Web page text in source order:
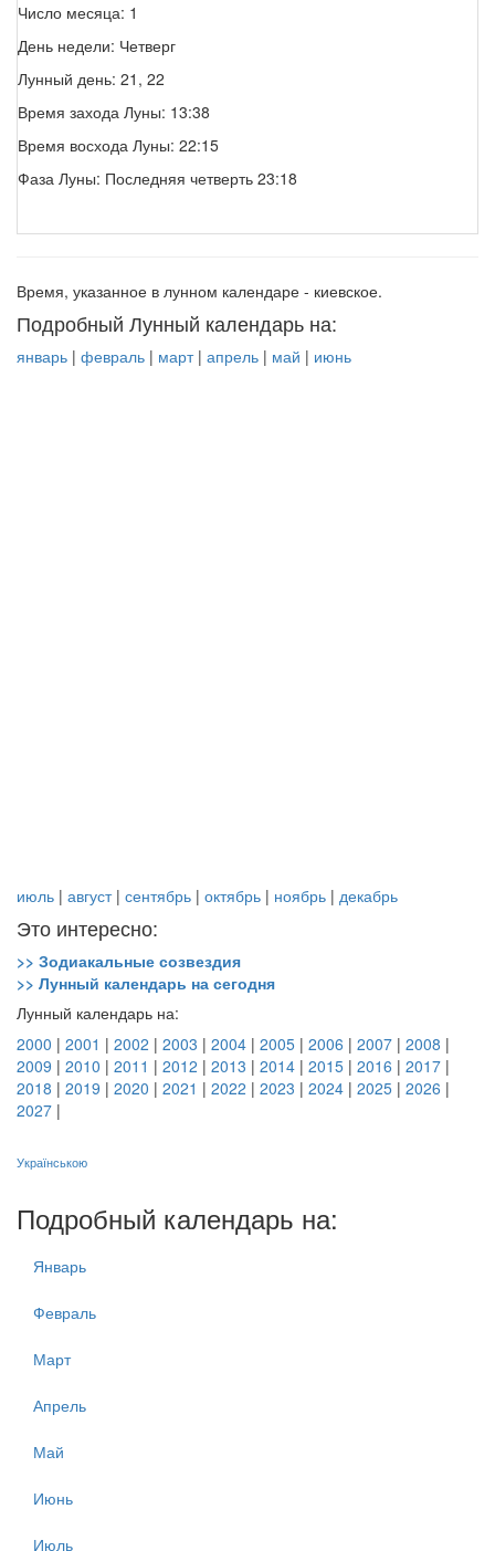
Число месяца: 1
День недели: Четверг
Лунный день: 21, 22
Время захода Луны: 13:38
Время восхода Луны: 22:15
Фаза Луны: Последняя четверть 23:18
Время, указанное в лунном календаре - киевское.
Подробный Лунный календарь на:
январь | февраль | март| апрель | май | июнь
июль | август| сентябрь | октябрь | ноябрь | декабрь
Это интересно:
>> Зодиакальные созвездия
>> Лунный календарь на сегодня
Лунный календарь на:
2000 | 2001 | 2002 | 2003 | 2004 | 2005 | 2006 | 2007 | 2008 |
2009 | 2010 | 2011 | 2012 | 2013 | 2014 | 2015 | 2016 | 2017 |
2018 | 2019 | 2020 | 2021 | 2022 | 2023 | 2024 | 2025 | 2026 |
2027 |
Українською
Подробный календарь на:
Январь
Февраль
Март
Апрель
Май
Июнь
Июль